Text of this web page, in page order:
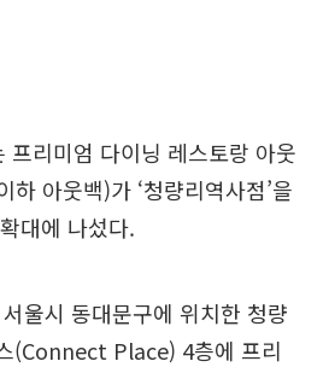
리미엄 다이닝 레스토랑 아웃
하 아웃백)가 ‘청량리역사점’을
대에 나섰다.
울시 동대문구에 위치한 청량
(Connect Place) 4층에 프리